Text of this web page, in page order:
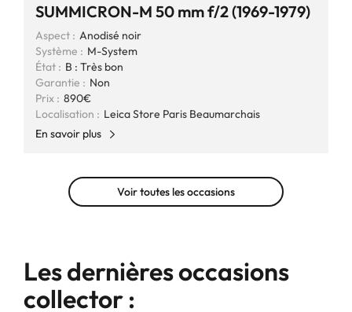
SUMMICRON-M 50 mm f/2 (1969-1979)
Aspect : Anodisé noir
Système : M-System
État : B : Très bon
Garantie : Non
Prix : 890€
Localisation : Leica Store Paris Beaumarchais
En savoir plus
Voir toutes les occasions
Les dernières occasions
collector :